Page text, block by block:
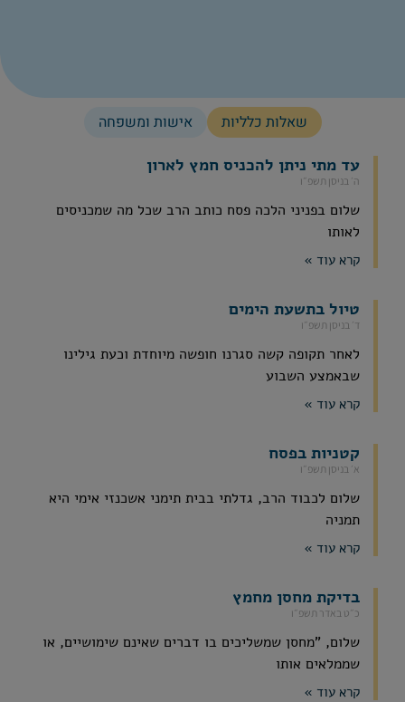
שאלות כלליות
אישות ומשפחה
עד מתי ניתן להכניס חמץ לארון
ה׳ בניסן תשפ״ו
שלום בפניני הלכה פסח כותב הרב שכל מה שמכניסים
לאותו
קרא עוד »
טיול בתשעת הימים
ד׳ בניסן תשפ״ו
לאחר תקופה קשה סגרנו חופשה מיוחדת וכעת גילינו
שבאמצע השבוע
קרא עוד »
קטניות בפסח
א׳ בניסן תשפ״ו
שלום לכבוד הרב, גדלתי בבית תימני אשכנזי אימי היא
תמניה
קרא עוד »
בדיקת מחסן מחמץ
כ״ט באדר תשפ״ו
שלום, "מחסן שמשליכים בו דברים שאינם שימושיים, או
שממלאים אותו
קרא עוד »